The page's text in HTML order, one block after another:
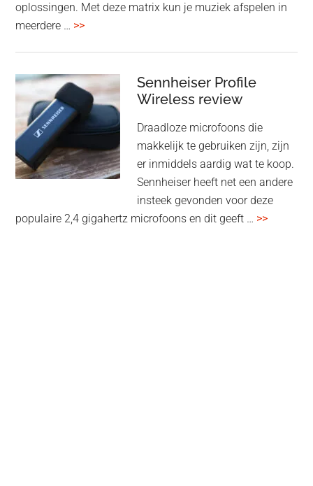
oplossingen. Met deze matrix kun je muziek afspelen in
meerdere … >>overMcIntosh
audiomatrix
voor
high-
end
multiroom
Sennheiser Profile
Wireless review
Draadloze microfoons die
makkelijk te gebruiken zijn, zijn
er inmiddels aardig wat te koop.
Sennheiser heeft net een andere
insteek gevonden voor deze
populaire 2,4 gigahertz microfoons en dit geeft … >>